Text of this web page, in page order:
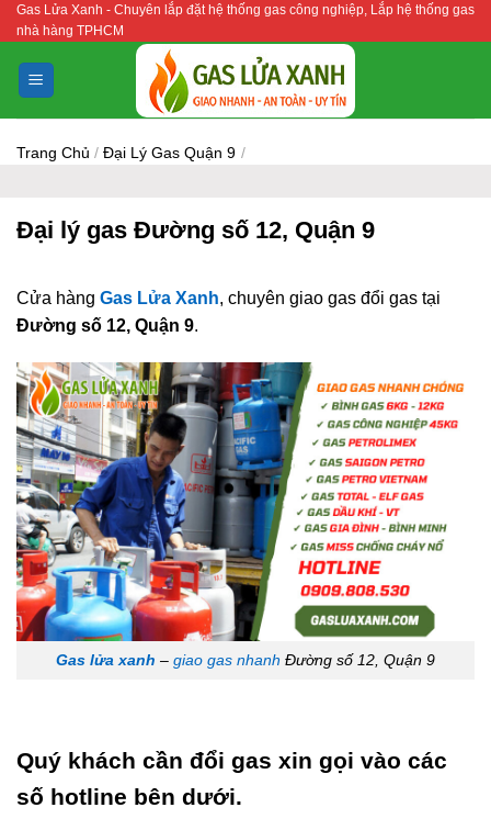
Bỏ
qua
nội
dung
Gas Lửa Xanh - Chuyên lắp đặt hệ thống gas công nghiệp, Lắp hệ thống gas
nhà hàng TPHCM
Trang Chủ / Đại Lý Gas Quận 9 /
Đại lý gas Đường số 12, Quận 9
Cửa hàng Gas Lửa Xanh, chuyên giao gas đổi gas tại
Đường số 12, Quận 9.
Gas lửa xanh – giao gas nhanh Đường số 12, Quận 9
Quý khách cần đổi gas xin gọi vào các
số hotline bên dưới.